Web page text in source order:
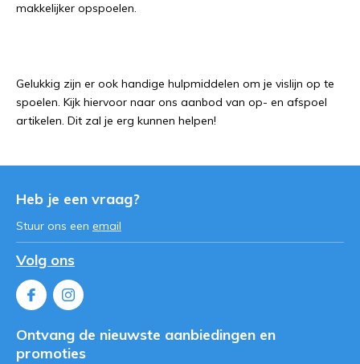
makkelijker opspoelen.
Gelukkig zijn er ook handige hulpmiddelen om je vislijn op te
spoelen. Kijk hiervoor naar ons aanbod van op- en afspoel
artikelen. Dit zal je erg kunnen helpen!
Heb je een vraag?
Stuur ons een email
Volg ons
Ontvang de nieuwste aanbiedingen en
promoties